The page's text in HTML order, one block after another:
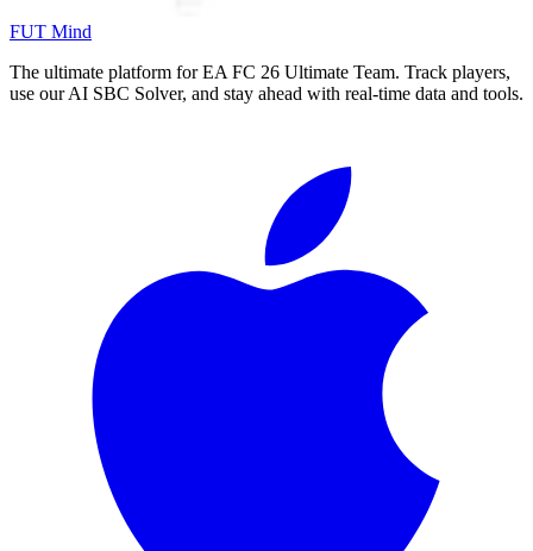
FUT Mind
The ultimate platform for EA FC 26 Ultimate Team. Track players,
use our AI SBC Solver, and stay ahead with real-time data and tools.